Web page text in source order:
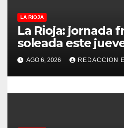
e
n
t
r
a
LA RIOJA
La Rioja: jornada
soleada este
temperaturas
viernes
AGO 6, 2026 REDACCION